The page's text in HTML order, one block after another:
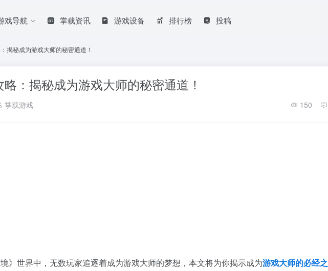
戏导航 掌载资讯 游戏设备 排行榜 投稿
揭秘成为游戏大师的秘密通道！
略：揭秘成为游戏大师的秘密通道！
掌载游戏 150
》世界中，无数玩家追逐着成为游戏大师的梦想，本文将为你揭示成为游戏大师的必经之